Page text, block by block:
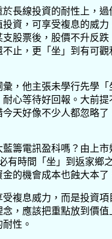
長線投資的耐性上，過
資，可享受複息的威力
股票後，股價不升反跌
止，更「坐」到有可觀
，他主張未學行先學「
心等待好回報。大前提
天好像不少人都忽略了
籌電訊盈科嗎？由上市
有時間「坐」到返家鄉
的機會成本也蝕大本了
複息威力，而是投資項
，應該把重點放到價值
性。